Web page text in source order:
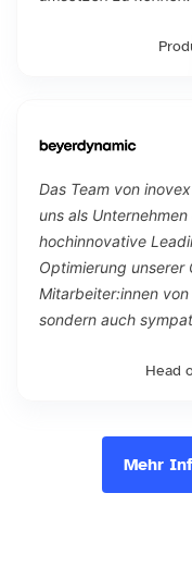
Das Team von
uns als
hochinnovative
Optimierung unserer
Mitarbeiter:innen
sondern auch
Head
Mehr